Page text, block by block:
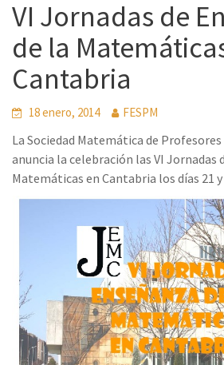
VI Jornadas de
de la
Cantabria
18 enero, 2014 FESPM
La Sociedad Matemática de
anuncia la celebración las VI Jornadas
Matemáticas en Cantabria los días 21